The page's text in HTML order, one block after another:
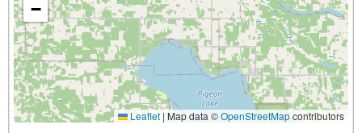
−
Leaflet | Map data ©OpenStreetMapcontributors